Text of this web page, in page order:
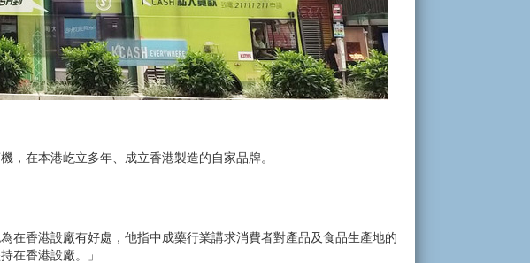
，在本港屹立多年、成立香港製造的自家品牌。
在香港設廠有好處，他指中成藥行業講求消費者對產品及食品生產地的
在香港設廠。」